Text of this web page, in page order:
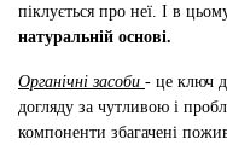
піклується про неї. І в
натуральній основі.
Органічні засоби - це ключ
догляду за чутливою і
компоненти збагачені